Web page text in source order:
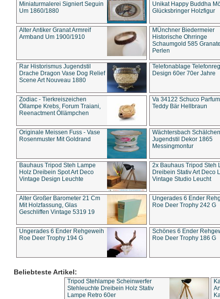
Miniaturmalerei Signiert Seguin
Um 1860/1880
Unikat Happy Buddha
Glücksbringer Holzfigur
Alter Antiker Granat Armreif
Armband Um 1900/1910
MÜnchner Biedermeier
Historische Ohrringe
Schaumgold 585
Perlen
Rar Historismus Jugendstil
Drache Dragon Vase Dog Relief
Scene Art Nouveau 1880
Telefonablage
Design 60er 70er Jahre
Zodiac - Tierkreiszeichen
Öllampe Krebs, Forum Traiani,
Reenactment Öllämpchen
Va 34122 Schuco
Teddy Bär Hellbraun
Originale Meissen Fuss - Vase
Rosenmuster Mit Goldrand
Wächtersbach Schälchen
Jugendstil Dekor 1865
Messingmontur
Bauhaus Tripod Steh Lampe
Holz Dreibein Spot Art Deco
Vintage Design Leuchte
2x Bauhaus Tripod Steh
Dreibein Stativ Art Deco
Vintage Studio Leucht
Alter Großer Barometer 21 Cm
Mit Holzfassung, Glas
Geschliffen Vintage 5319 19
Ungerades 6 Ender
Roe Deer Trophy 242 G
Ungerades 6 Ender Rehgeweih
Roe Deer Trophy 194 G
Schönes 6 Ender
Roe Deer Trophy 186 G
Beliebteste Artikel:
Tripod Stehlampe Scheinwerfer
Stehleuchte Dreibein Holz Stativ
Lampe Retro 60er